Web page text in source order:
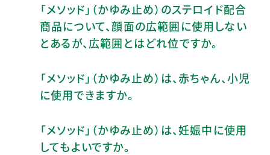
「メソッド」（かゆみ止め）のステロイド配合
商品について、顔面の広範囲に使用しない
とあるが、広範囲とはどれ位ですか。
「メソッド」（かゆみ止め）は、赤ちゃん、小児
に使用できますか。
「メソッド」（かゆみ止め）は、妊娠中に使用
してもよいですか。